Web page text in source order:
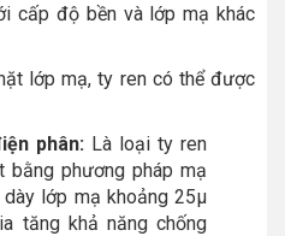
cấp độ bền và lớp mạ khác
lớp mạ, ty ren có thể được
phân: Là loại ty ren
phương pháp mạ
lớp mạ khoảng 25µ
tăng khả năng chống